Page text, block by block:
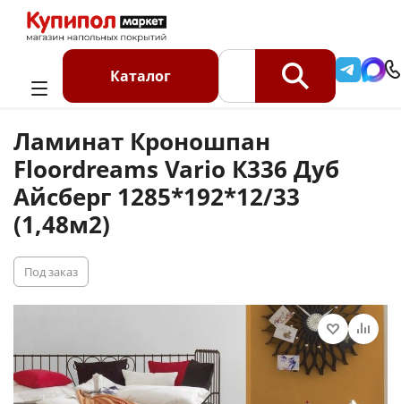
Каталог
Каталог Ламинат
Ламинат Кроношпан Floordreams Vario К336 Дуб Айсберг
1285*192*12/33 (1,48м2)
Ламинат Кроношпан
Floordreams Vario К336 Дуб
Айсберг 1285*192*12/33
(1,48м2)
Под заказ